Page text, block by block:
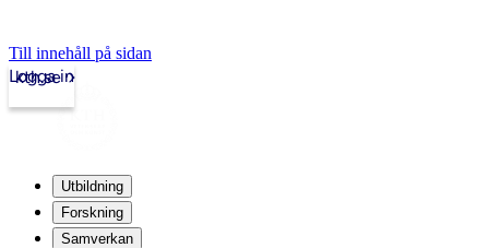
Till innehåll på sidan
kth.se
Logga in
Utbildning
Forskning
Samverkan